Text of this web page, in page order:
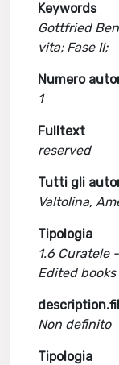
Keywords
Gottfried
vita; Fase II;
Numero
1
Fulltext
reserved
Tutti gli
Valtolina,
Tipologia
1.6 Curatele
Edited books
Non definito
Tipologia